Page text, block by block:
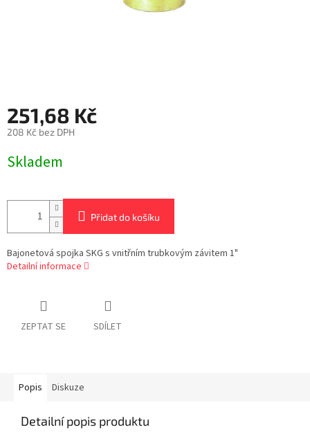
251,68 Kč
208 Kč bez DPH
cena:
Skladem
Přidat do košíku
Bajonetová spojka SKG s vnitřním trubkovým závitem 1"
Detailní informace
ZEPTAT SE SDÍLET
Popis Diskuze
Detailní popis produktu